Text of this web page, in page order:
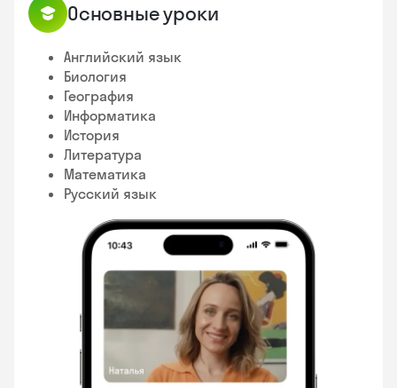
Основные уроки
Английский язык
Биология
География
Информатика
История
Литература
Математика
Русский язык